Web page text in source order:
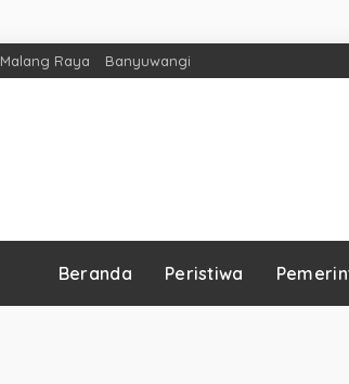
Malang Raya Banyuwangi
Beranda Peristiwa